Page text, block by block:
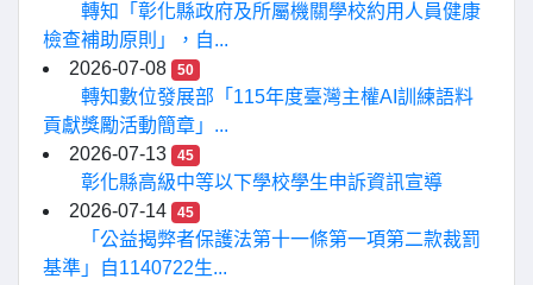
轉知「彰化縣政府及所屬機關學校約用人員健康
檢查補助原則」，自...
2026-07-08
50
轉知數位發展部「115年度臺灣主權AI訓練語料
貢獻獎勵活動簡章」...
2026-07-13
45
彰化縣高級中等以下學校學生申訴資訊宣導
2026-07-14
45
「公益揭弊者保護法第十一條第一項第二款裁罰
基準」自1140722生...